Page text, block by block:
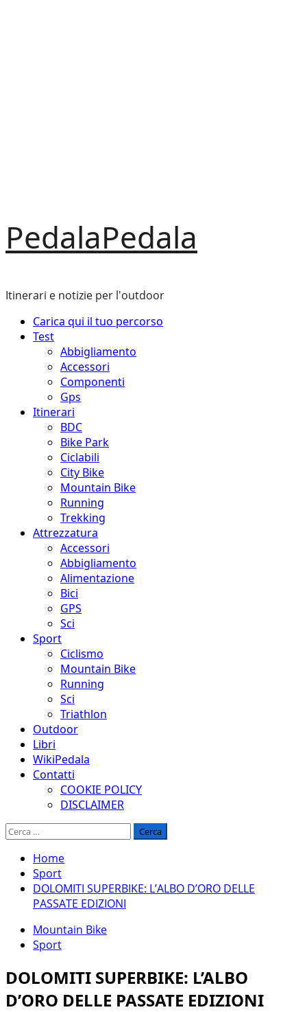
PedalaPedala
Itinerari e notizie per l'outdoor
Menu
principale
Carica qui il tuo percorso
Test
Abbigliamento
Accessori
Componenti
Gps
Itinerari
BDC
Bike Park
Ciclabili
City Bike
Mountain Bike
Running
Trekking
Attrezzatura
Accessori
Abbigliamento
Alimentazione
Bici
GPS
Sci
Sport
Ciclismo
Mountain Bike
Running
Sci
Triathlon
Outdoor
Libri
WikiPedala
Contatti
COOKIE POLICY
DISCLAIMER
Ricerca
Home
Sport
DOLOMITI SUPERBIKE: L’ALBO D’ORO DELLE
PASSATE EDIZIONI
Mountain Bike
Sport
DOLOMITI SUPERBIKE: L’ALBO
D’ORO DELLE PASSATE EDIZIONI